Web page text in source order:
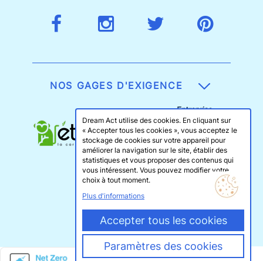
NOS GAGES D'EXIGENCE
Dream Act utilise des cookies. En cliquant sur
« Accepter tous les cookies », vous acceptez le
stockage de cookies sur votre appareil pour
améliorer la navigation sur le site, établir des
statistiques et vous proposer des contenus qui
vous intéressent. Vous pouvez modifier votre
choix à tout moment.
Plus d'informations
Accepter tous les cookies
Paramètres des cookies